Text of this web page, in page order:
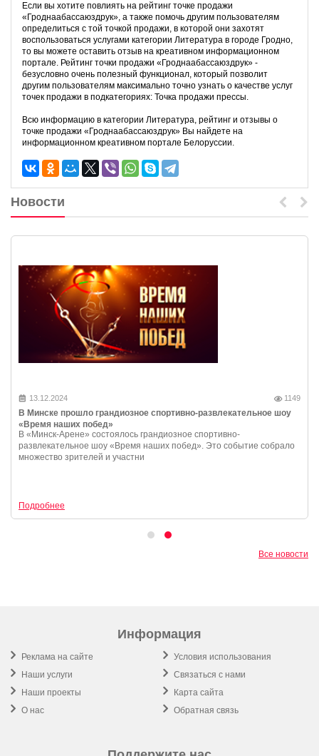
Если вы хотите повлиять на рейтинг точке продажи
«Гроднаабассаюздрук», а также помочь другим пользователям
определиться с той точкой продажи, в которой они захотят
воспользоваться услугами категории Литература в городе Гродно,
то вы можете оставить отзыв на креативном информационном
портале. Рейтинг точки продажи «Гроднаабассаюздрук» -
безусловно очень полезный функционал, который позволит
другим пользователям максимально точно узнать о качестве услуг
точек продажи в подкатегориях: Точка продажи прессы.
Всю информацию в категории Литература, рейтинг и отзывы о
точке продажи «Гроднаабассаюздрук» Вы найдете на
информационном креативном портале Белоруссии.
Новости
13.12.2024 1149
В Минске прошло грандиозное спортивно-развлекательное шоу
«Время наших побед»
В «Минск-Арене» состоялось грандиозное спортивно-
развлекательное шоу «Время наших побед». Это событие собрало
множество зрителей и участни
Подробнее
Все новости
Информация
Реклама на сайте
Наши услуги
Наши проекты
О нас
Условия использования
Связаться с нами
Карта сайта
Обратная связь